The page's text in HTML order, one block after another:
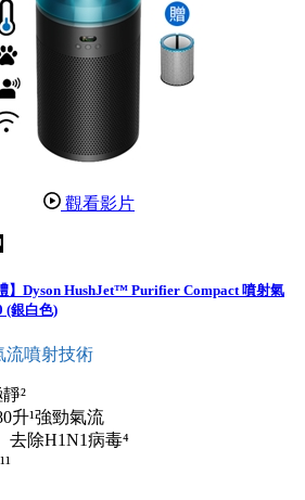
觀看影片
】Dyson HushJet™ Purifier Compact 噴射氣
(銀白色)
流噴射技術
²
升¹強勁氣流
去除H1N1病毒⁴